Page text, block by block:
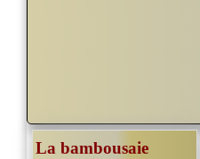
La bambousaie